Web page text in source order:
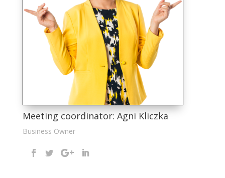
Meeting coordinator: Agni Kliczka
Business Owner